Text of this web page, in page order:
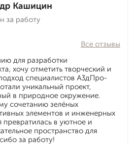
Кашицин
за работу
Все отзывы
для разработки
хочу отметить творческий и
специалистов А3дПро-
уникальный проект,
в природное окружение.
сочетанию зелёных
элементов и инженерных
в уютное и
пространство для
за работу!